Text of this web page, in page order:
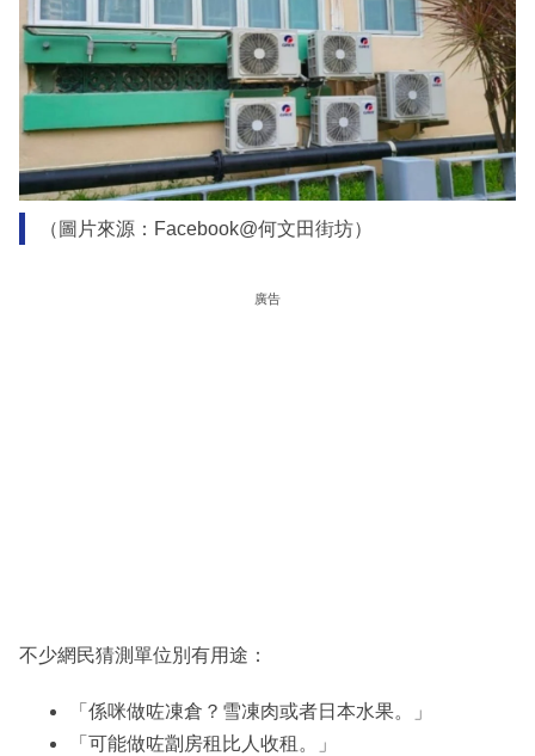
（圖片來源：Facebook@何文田街坊）
廣告
不少網民猜測單位別有用途：
「係咪做咗凍倉？雪凍肉或者日本水果。」
「可能做咗劏房租比人收租。」